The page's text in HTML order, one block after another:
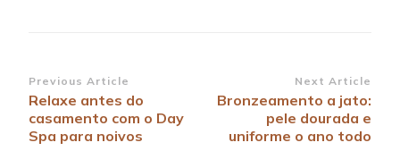
Post
Navigation
Previous Article
Relaxe antes do
casamento com o Day
Spa para noivos
Next Article
Bronzeamento a jato:
pele dourada e
uniforme o ano todo